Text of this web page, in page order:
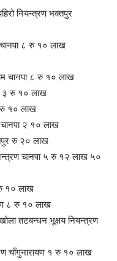
नियन्त्रण भक्तपुर
चानपा ८ रु १० लाख
चानपा ८ रु १० लाख
३ रु १० लाख
१० लाख
चानपा २ १० लाख
रु २० लाख
चानपा ५ रु १२ लाख ५०
१० लाख
८ रु १० लाख
तटबन्धन भूक्षय नियन्त्रण
चाँगुनारायण १ रु १० लाख